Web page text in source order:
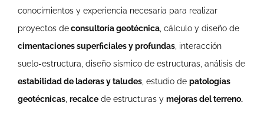
conocimientos y experiencia necesaria para realizar
proyectos deconsultoría geotécnica , cálculo y diseño de
cimentaciones superficiales y profundas , interacción
suelo-estructura, diseño sísmico de estructuras, análisis de
estabilidad de laderas y taludes , estudio de patologías
geotécnicas recalce de estructuras y mejoras del terreno.